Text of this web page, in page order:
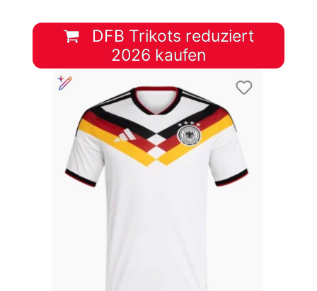
DFB Trikots reduziert
2026 kaufen